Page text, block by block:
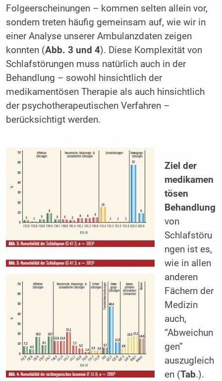
Folgeerscheinungen – kommen selten allein vor,
sondern treten häufig gemeinsam auf, wie wir in
einer Analyse unserer Ambulanzdaten zeigen
konnten (Abb. 3 und 4). Diese Komplexität von
Schlafstörungen muss natürlich auch in der
Behandlung – sowohl hinsichtlich der
medikamentösen Therapie als auch hinsichtlich
der psychotherapeutischen Verfahren –
berücksichtigt werden.
Ziel der
medikamen
tösen
Behandlung
von
Schlafstöru
ngen ist es,
wie in allen
anderen
Fächern der
Medizin
auch,
“Abweichun
gen”
auszugleich
en (Tab.).